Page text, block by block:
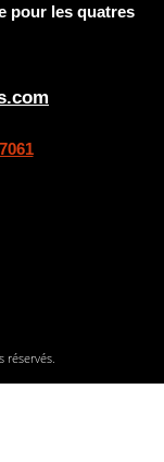
pour les quatres
réservés.